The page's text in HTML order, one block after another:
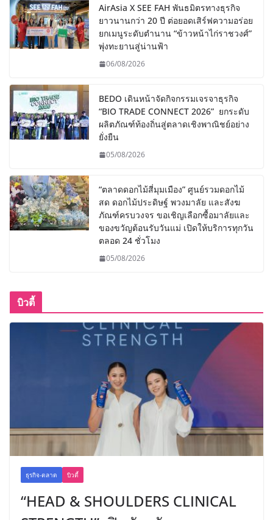
AirAsia X SEE FAH พันธมิตรทางธุรกิจ
ยาวนานกว่า 20 ปี ต่อยอดเสิร์ฟความอร่อย
ยกเมนูระดับตำนาน “ข้าวหน้าไก่ราชวงศ์”
พุ่งทะยานสู่น่านฟ้า
06/08/2026
BEDO เดินหน้าจัดกิจกรรมเจรจาธุรกิจ
“BIO TRADE CONNECT 2026” ยกระดับ
ผลิตภัณฑ์ท้องถิ่นสู่ตลาดเชิงพาณิชย์อย่าง
ยั่งยืน
05/08/2026
“ตลาดดอกไม้สี่มุมเมือง” ศูนย์รวมดอกไม้
สด ดอกไม้ประดิษฐ์ พวงมาลัย และสังฆ
ภัณฑ์ครบวงจร ขอเชิญเลือกซื้อมาลัยและ
ของขวัญต้อนรับวันแม่ เปิดให้บริการทุกวัน
ตลอด 24 ชั่วโมง
05/08/2026
บิวตี้
ธุรกิจ-ตลาด บิวตี้
“HEAD & SHOULDERS CLINICAL